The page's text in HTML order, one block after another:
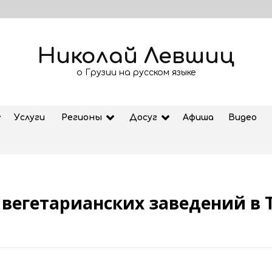
Николай Левшиц
о Грузии на русском языке
Услуги Регионы Досуг Афиша Видео
Рубрика «Азбука Грузии»: дзеоба
заведений